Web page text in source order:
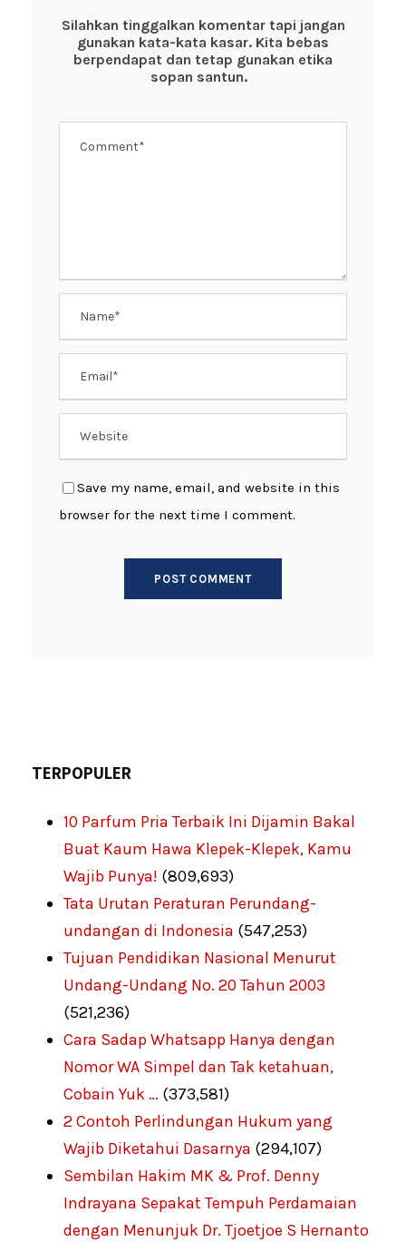
o
o
p
p
Silahkan tinggalkan komentar tapi jangan
gunakan kata-kata kasar. Kita bebas
berpendapat dan tetap gunakan etika
sopan santun.
Save my name, email, and website in this
browser for the next time I comment.
TERPOPULER
10 Parfum Pria Terbaik Ini Dijamin Bakal
Buat Kaum Hawa Klepek-Klepek, Kamu
Wajib Punya! (809,693)
Tata Urutan Peraturan Perundang-
undangan di Indonesia (547,253)
Tujuan Pendidikan Nasional Menurut
Undang-Undang No. 20 Tahun 2003
(521,236)
Cara Sadap Whatsapp Hanya dengan
Nomor WA Simpel dan Tak ketahuan,
Cobain Yuk … (373,581)
2 Contoh Perlindungan Hukum yang
Wajib Diketahui Dasarnya (294,107)
Sembilan Hakim MK & Prof. Denny
Indrayana Sepakat Tempuh Perdamaian
dengan Menunjuk Dr. Tjoetjoe S Hernanto